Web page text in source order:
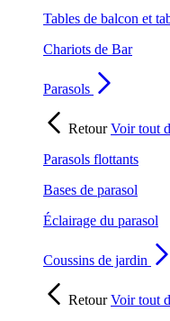
Tables de balcon et
Chariots de Bar
Parasols
RetourVoir tout
Parasols flottants
Bases de parasol
Éclairage du parasol
Coussins de jardin
RetourVoir tout